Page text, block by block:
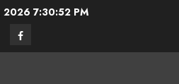
2026 7:30:53 PM